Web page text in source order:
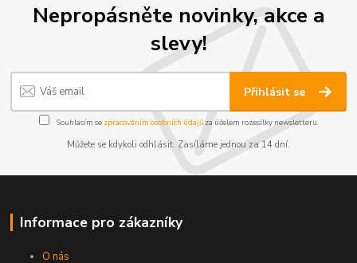
Nepropásněte novinky, akce a
slevy!
Přihlásit se
Souhlasím se zpracováním osobních údajůza účelem rozesílky newsletteru.
Můžete se kdykoli odhlásit. Zasíláme jednou za 14 dní.
Informace pro zákazníky
O nás